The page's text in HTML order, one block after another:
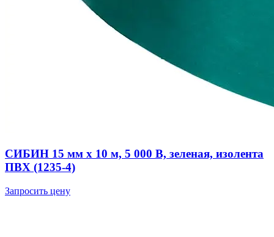
СИБИН 15 мм х 10 м, 5 000 В, зеленая, изолента
ПВХ (1235-4)
Запросить цену